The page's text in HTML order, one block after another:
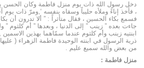
دخل رسول الله ذات يوم منزل فاطمة وكان الحسن
، فأخذ إناءً وملأه حليباً وسقاه بنفسه ‘,ومرّ ذات
فسمع بكاء الحسين ، فقال متأثراً : ” ألا تدرون أن
جاءت بعده ” زينب ” إلى الدنيا ، وبعدها ” أم كلثوم ”
ابنتيه زينب وأم كلثوم عندما سمّاهما بهذين
ذرية الرسول في ابنته الوحيدة فاطمة الزهراء (
من بعض والله سميع عليم .
منزل فاطمة :